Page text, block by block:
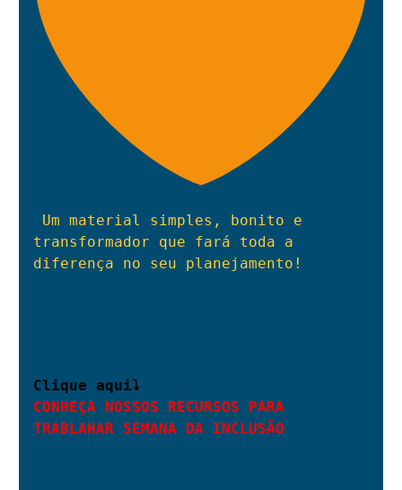
Um material simples, bonito e
transformador que fará toda a
diferença no seu planejamento!
Clique aqui⤵
CONHEÇA NOSSOS RECURSOS PARA
TRABLAHAR SEMANA DA INCLUSÃO